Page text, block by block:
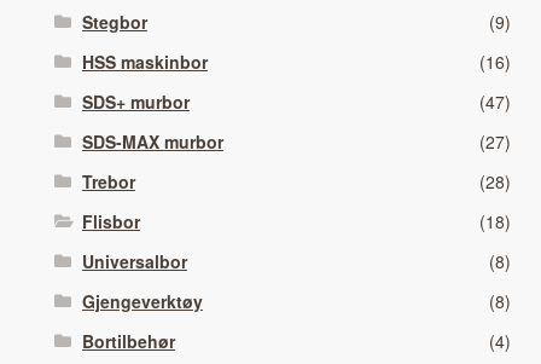
Stegbor
(9)
HSS maskinbor
(16)
SDS+ murbor
(47)
SDS-MAX murbor
(27)
Trebor
(28)
Flisbor
(18)
Universalbor
(8)
Gjengeverktøy
(8)
Bortilbehør
(4)